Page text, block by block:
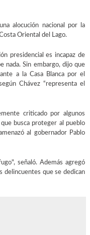
alocución nacional por la
Oriental del Lago.
presidencial es incapaz de
nada. Sin embargo, dijo que
a la Casa Blanca por el
Chávez “representa el
criticado por algunos
busca proteger al pueblo
al gobernador Pablo
señaló. Además agregó
delincuentes que se dedican